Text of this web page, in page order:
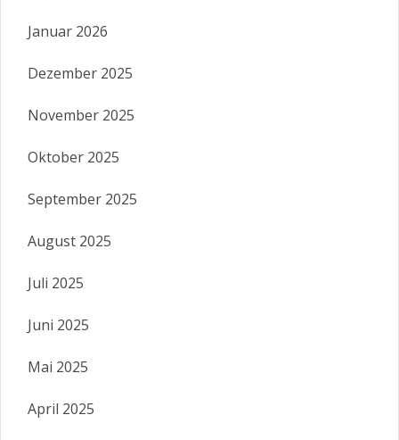
Januar 2026
Dezember 2025
November 2025
Oktober 2025
September 2025
August 2025
Juli 2025
Juni 2025
Mai 2025
April 2025